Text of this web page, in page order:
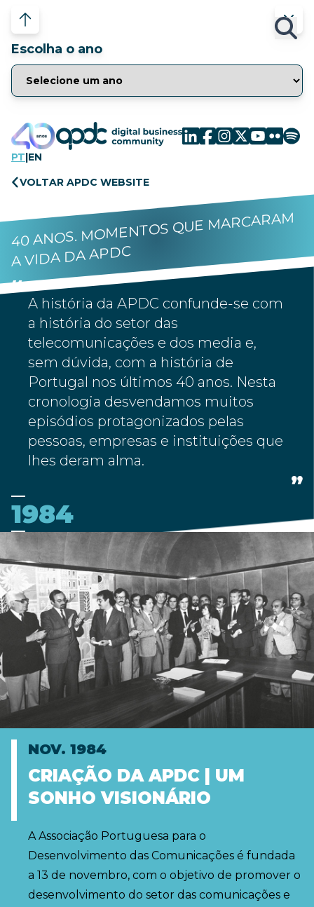
Escolha o ano
PT|EN
VOLTAR APDC WEBSITE
40 ANOS. MOMENTOS QUE MARCARAM
A VIDA DA APDC
A história da APDC confunde-se com
a história do setor das
telecomunicações e dos media e,
sem dúvida, com a história de
Portugal nos últimos 40 anos. Nesta
cronologia desvendamos muitos
episódios protagonizados pelas
pessoas, empresas e instituições que
lhes deram alma.
1984
NOV. 1984
CRIAÇÃO DA APDC | UM
SONHO VISIONÁRIO
A Associação Portuguesa para o
Desenvolvimento das Comunicações é fundada
a 13 de novembro, com o objetivo de promover o
desenvolvimento do setor das comunicações e